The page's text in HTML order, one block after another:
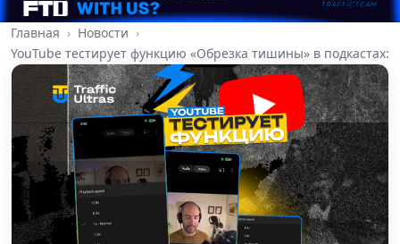
Главная
Новости
YouTube тестирует функцию «Обрезка тишины» в подкастах: